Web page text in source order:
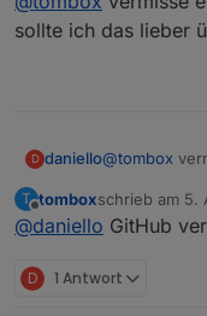
sollte ich das lieber
D daniello@tombox
T
Offline
tomboxschrieb am 5.
zuletzt editiert
@daniello GitHub
D 1 Antwort